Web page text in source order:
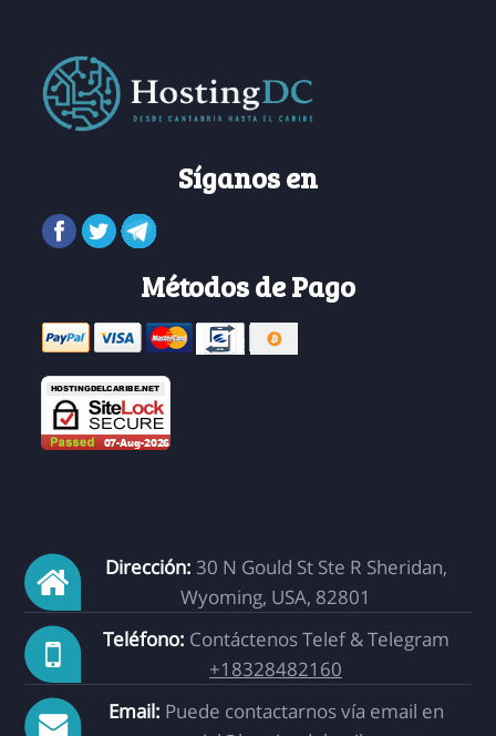
Síganos en
Métodos de Pago
Dirección: 30 N Gould St Ste R Sheridan,
Wyoming, USA, 82801
Teléfono: Contáctenos Telef & Telegram
+18328482160
Email: Puede contactarnos vía email en